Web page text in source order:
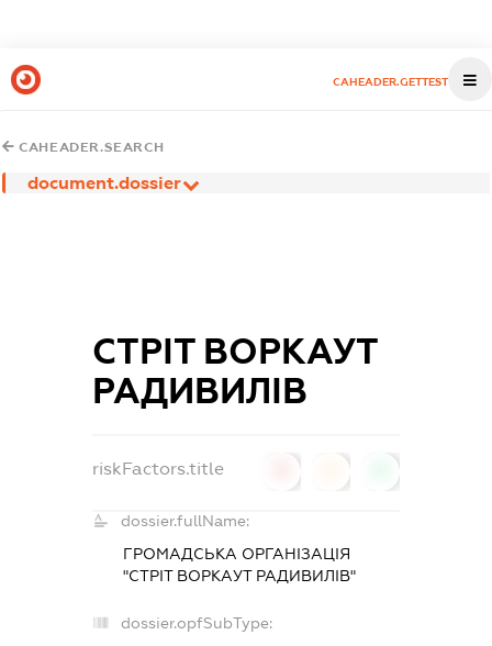
CAHEADER.GETTEST
CAHEADER.SEARCH
document.dossier
СТРІТ ВОРКАУТ
РАДИВИЛІВ
riskFactors.title
dossier.fullName:
ГРОМАДСЬКА ОРГАНІЗАЦІЯ
"СТРІТ ВОРКАУТ РАДИВИЛІВ"
dossier.opfSubType: